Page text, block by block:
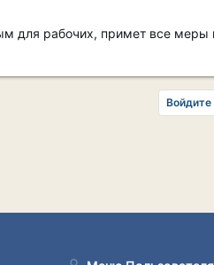
для рабочих, примет все
Войдите